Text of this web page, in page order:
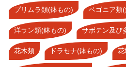
プリムラ類(鉢もの) ベゴニア類
洋ラン類(鉢もの) サボテン及び
花木類 ドラセナ(鉢もの) 花